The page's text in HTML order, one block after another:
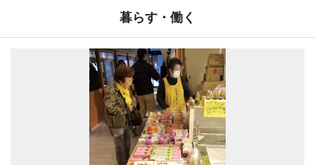
暮らす・働く